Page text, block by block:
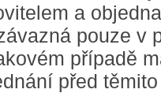
a
pouze v
případě
před